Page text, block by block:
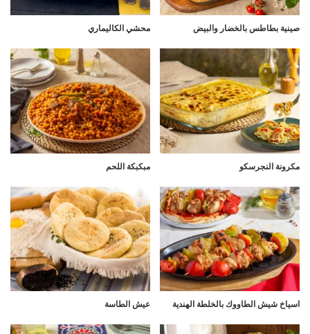
صينية بطاطس بالخضار والبيض محشي الكاليماري
مكرونة النجرسكو مبكبكة اللحم
اسياخ شيش الطاووك بالخلطة الهندية عيش الطاسة